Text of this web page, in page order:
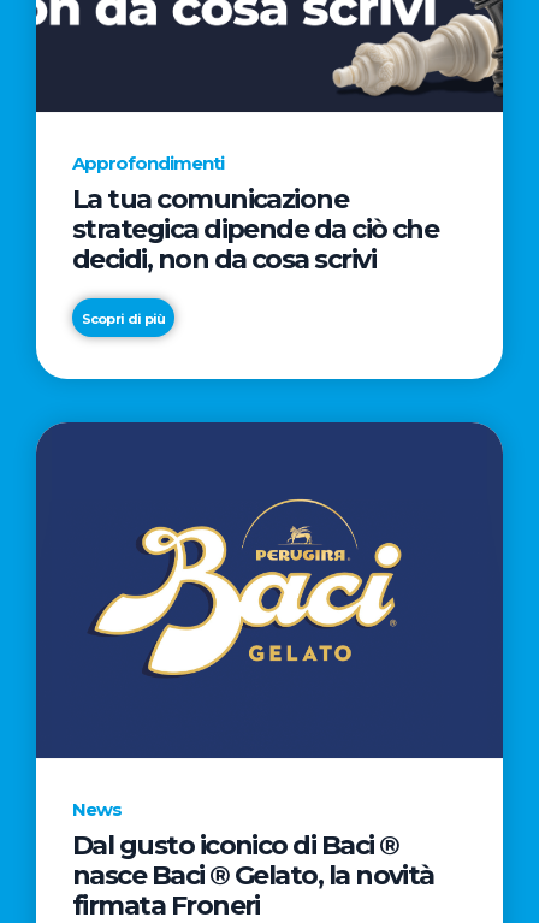
AL
CINEMA
NELLA
CAMPAGNA
REGISTA
PREMIO
OSCAR®
Approfondimenti
La tua comunicazione
strategica dipende da ciò che
decidi, non da cosa scrivi
Scopri di più
News
Dal gusto iconico di Baci ®
nasce Baci ® Gelato, la novità
firmata Froneri